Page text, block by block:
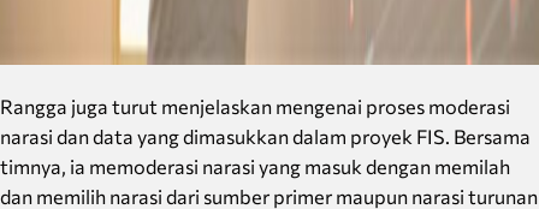
Rangga juga turut menjelaskan mengenai proses moderasi
narasi dan data yang dimasukkan dalam proyek FIS. Bersama
timnya, ia memoderasi narasi yang masuk dengan memilah
dan memilih narasi dari sumber primer maupun narasi turunan